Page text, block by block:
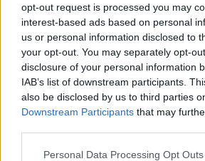
opt-out request is processed you may
interest-based ads based on personal
us or personal information disclosed to
your opt-out. You may separately opt-
disclosure of your personal information
IAB’s list of downstream participants.
also be disclosed by us to third parties
Downstream Participants that may
Please note that this website/app uses
Personal Data Processing Opt Outs